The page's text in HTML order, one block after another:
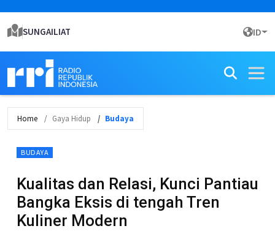
SUNGAILIAT ID
Home Gaya Hidup Budaya
BUDAYA
Kualitas dan Relasi, Kunci Pantiau
Bangka Eksis di tengah Tren
Kuliner Modern